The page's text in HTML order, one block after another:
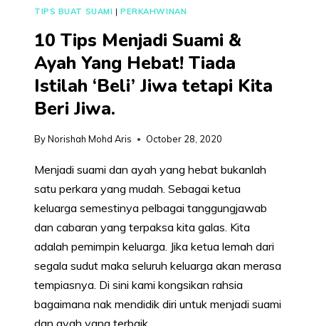
TIPS BUAT SUAMI |PERKAHWINAN
10 Tips Menjadi Suami &
Ayah Yang Hebat! Tiada
Istilah ‘Beli’ Jiwa tetapi Kita
Beri Jiwa.
ByNorishah Mohd Aris October 28, 2020
Menjadi suami dan ayah yang hebat bukanlah
satu perkara yang mudah. Sebagai ketua
keluarga semestinya pelbagai tanggungjawab
dan cabaran yang terpaksa kita galas. Kita
adalah pemimpin keluarga. Jika ketua lemah dari
segala sudut maka seluruh keluarga akan merasa
tempiasnya. Di sini kami kongsikan rahsia
bagaimana nak mendidik diri untuk menjadi suami